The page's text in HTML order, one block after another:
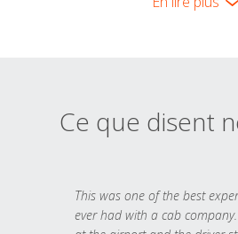
Ce que disent
This was one of the best
ever had with a cab